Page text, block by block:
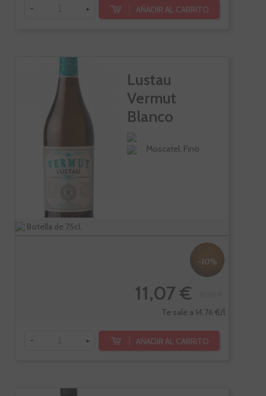
- + AÑADIR AL CARRITO
Lustau
Vermut
Blanco
Moscatel, Fino
Botella de 75cl.
-10%
11,07 €
Te sale a 14,76 €/l
- + AÑADIR AL CARRITO